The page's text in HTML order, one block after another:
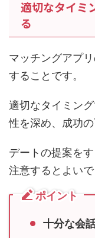
適切なタイミ
る
マッチングアプ
することです。
適切なタイミン
性を深め、成功
デートの提案を
注意するとよいで
ポイント
十分な会